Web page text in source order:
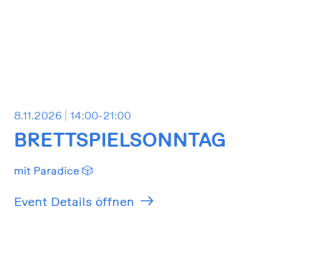
8.11.2026 14:00-21:00
BRETTSPIELSONNTAG
mit Paradice 🎲
Event Details öffnen